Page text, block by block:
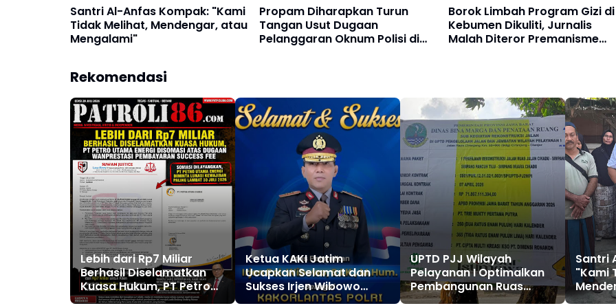
Santri Al-Anfas Kompak: "Kami
Tidak Melihat, Mendengar, atau
Mengalami"
Propam Diharapkan Turun
Tangan Usut Dugaan
Pelanggaran Oknum Polisi di
Borok Limbah Program Gizi di
Kebumen Dikuliti, Jurnalis
Malah Diteror Premanisme
Rekomendasi
Lebih dari Rp7 Miliar
Berhasil Diselamatkan
Kuasa Hukum, PT Petro
Utama Energi Disomasi
Ketua KAKI Jatim
Ucapkan Selamat dan
Sukses Irjen Wibowo
Dilantik Menjadi
UPTD PJJ Wilayah
Pelayanan I Optimalkan
Pembangunan Ruas
Cikadu–Simpang Pancuh
Santri
"Kami